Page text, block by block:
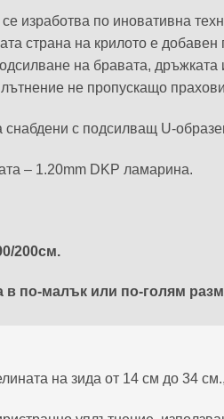
изработва по иновативна
страна на крилото е
на бравата,
не пропускащо прахови
с подсилващ U-
– 1.20mm DKP ламарина.
200см.
по-малък или по-голям
на зида от 14 см до 34 см.,